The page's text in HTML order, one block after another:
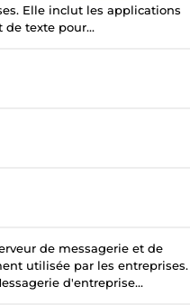
Elle inclut les applications
de texte pour...
de messagerie et de
utilisée par les entreprises.
d'entreprise...